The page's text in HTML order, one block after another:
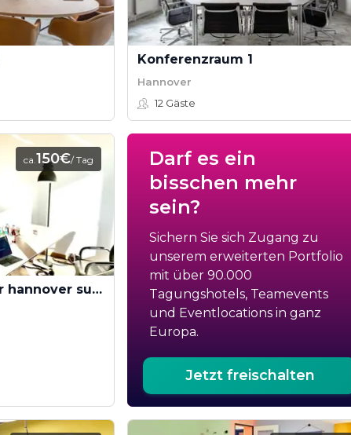
Konferenzraum 1
Hannover
12 Gäste
ca.150€/ Tag
ecos office center hannover sued - Besprechungsraum L
Darf es ein
bisschen mehr
sein?
Sichern Sie sich Zugang zu
unserem erweiterten Portfolio
mit über 90.000
Tagungshotels, Teamevents
und Eventlocations in ganz
Europa.
Jetzt freischalten